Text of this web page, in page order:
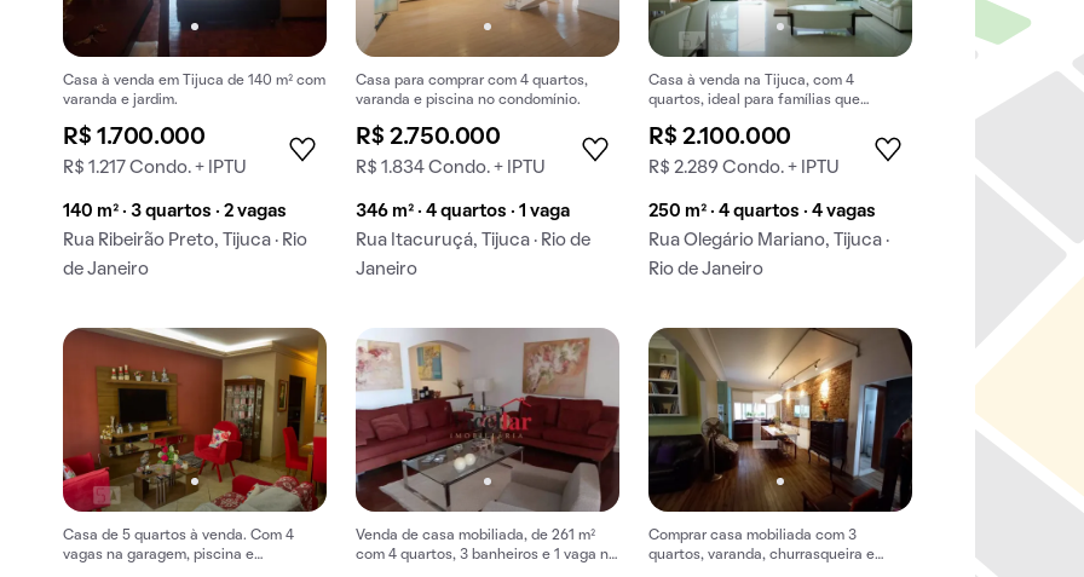
Casa à venda em Tijuca de 140 m² com
varanda e jardim.
R$ 1.700.000
R$ 1.217 Condo. + IPTU
140 m² · 3 quartos · 2 vagas
Rua Ribeirão Preto, Tijuca · Rio
de Janeiro
Casa para comprar com 4 quartos,
varanda e piscina no condomínio.
R$ 2.750.000
R$ 1.834 Condo. + IPTU
346 m² · 4 quartos · 1 vaga
Rua Itacuruçá, Tijuca · Rio de
Janeiro
Casa à venda na Tijuca, com 4
quartos, ideal para famílias que
pets.
R$ 2.100.000
R$ 2.289 Condo. + IPTU
250 m² · 4 quartos · 4 vagas
Rua Olegário Mariano, Tijuca ·
Rio de Janeiro
Casa de 5 quartos à venda. Com 4
vagas na garagem, piscina e
Venda de casa mobiliada, de 261 m²
com 4 quartos, 3 banheiros e 1 vaga na
Comprar casa mobiliada com 3
quartos, varanda, churrasqueira e